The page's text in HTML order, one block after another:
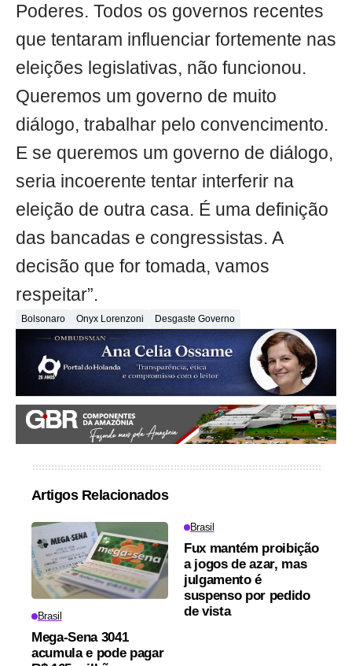
Poderes. Todos os governos recentes
que tentaram influenciar fortemente nas
eleições legislativas, não funcionou.
Queremos um governo de muito
diálogo, trabalhar pelo convencimento.
E se queremos um governo de diálogo,
seria incoerente tentar interferir na
eleição de outra casa. É uma definição
das bancadas e congressistas. A
decisão que for tomada, vamos
respeitar”.
Bolsonaro Onyx Lorenzoni Desgaste Governo
Artigos Relacionados
Brasil
Mega-Sena 3041
acumula e pode pagar
Brasil
Fux mantém proibição
a jogos de azar, mas
julgamento é
suspenso por pedido
de vista